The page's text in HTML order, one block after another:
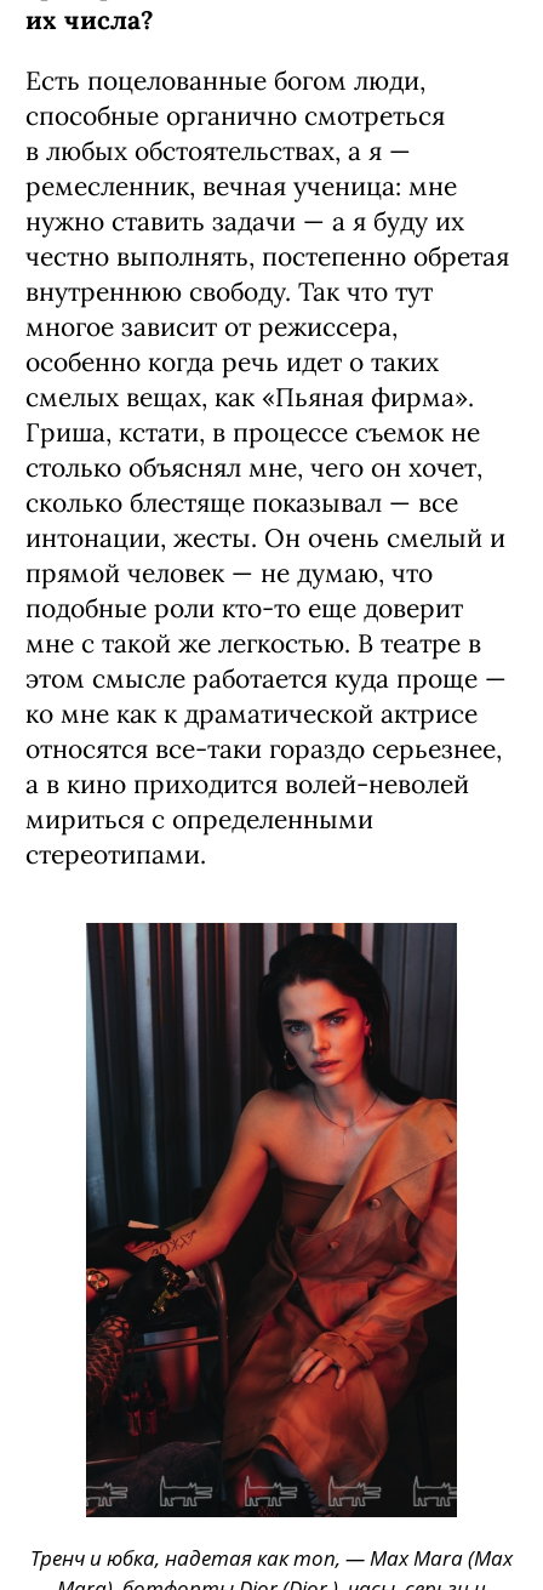
их числа?
Есть поцелованные богом люди,
способные органично смотреться
в любых обстоятельствах, а я —
ремесленник, вечная ученица: мне
нужно ставить задачи — а я буду их
честно выполнять, постепенно обретая
внутреннюю свободу. Так что тут
многое зависит от режиссера,
особенно когда речь идет о таких
смелых вещах, как «Пьяная фирма».
Гриша, кстати, в процессе съемок не
столько объяснял мне, чего он хочет,
сколько блестяще показывал — все
интонации, жесты. Он очень смелый и
прямой человек — не думаю, что
подобные роли кто-то еще доверит
мне с такой же легкостью. В театре в
этом смысле работается куда проще —
ко мне как к драматической актрисе
относятся все-таки гораздо серьезнее,
а в кино приходится волей-неволей
мириться с определенными
стереотипами.
Тренч и юбка, надетая как топ, — Max Mara (Max